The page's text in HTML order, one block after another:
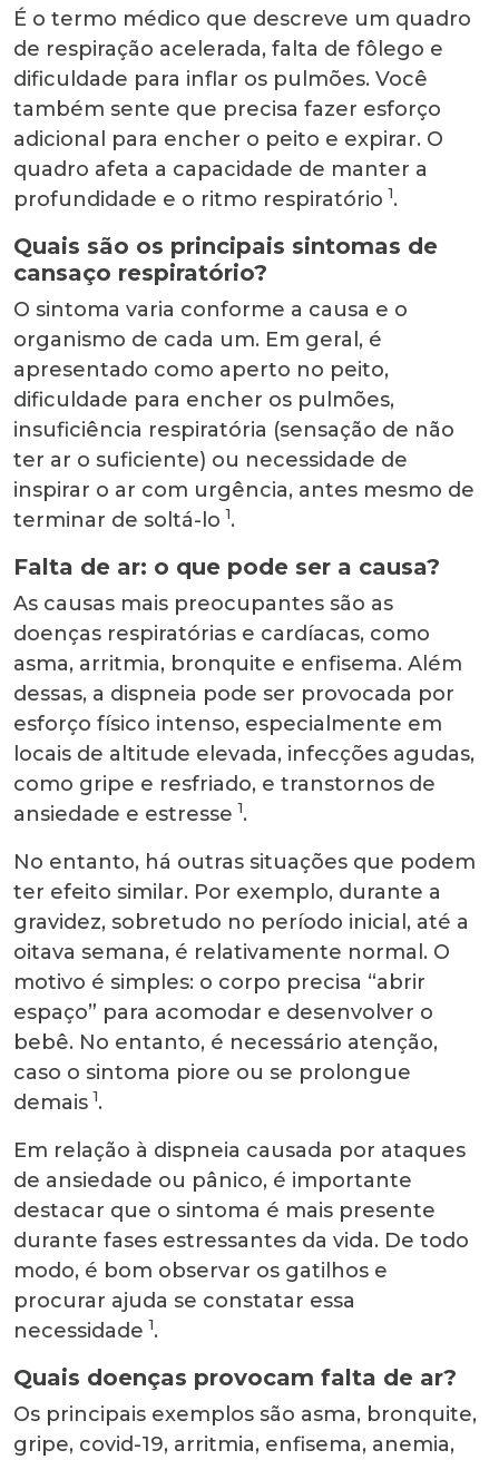
É o termo médico que descreve um quadro
de respiração acelerada, falta de fôlego e
dificuldade para inflar os pulmões. Você
também sente que precisa fazer esforço
adicional para encher o peito e expirar. O
quadro afeta a capacidade de manter a
profundidade e o ritmo respiratório 1.
Quais são os principais sintomas de
cansaço respiratório?
O sintoma varia conforme a causa e o
organismo de cada um. Em geral, é
apresentado como aperto no peito,
dificuldade para encher os pulmões,
insuficiência respiratória (sensação de não
ter ar o suficiente) ou necessidade de
inspirar o ar com urgência, antes mesmo de
terminar de soltá-lo 1.
Falta de ar: o que pode ser a causa?
As causas mais preocupantes são as
doenças respiratórias e cardíacas, como
asma, arritmia, bronquite e enfisema. Além
dessas, a dispneia pode ser provocada por
esforço físico intenso, especialmente em
locais de altitude elevada, infecções agudas,
como gripe e resfriado, e transtornos de
ansiedade e estresse 1.
No entanto, há outras situações que podem
ter efeito similar. Por exemplo, durante a
gravidez, sobretudo no período inicial, até a
oitava semana, é relativamente normal. O
motivo é simples: o corpo precisa “abrir
espaço” para acomodar e desenvolver o
bebê. No entanto, é necessário atenção,
caso o sintoma piore ou se prolongue
demais 1.
Em relação à dispneia causada por ataques
de ansiedade ou pânico, é importante
destacar que o sintoma é mais presente
durante fases estressantes da vida. De todo
modo, é bom observar os gatilhos e
procurar ajuda se constatar essa
necessidade 1.
Quais doenças provocam falta de ar?
Os principais exemplos são asma, bronquite,
gripe, covid-19, arritmia, enfisema, anemia,